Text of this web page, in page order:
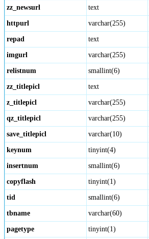
zz_newsurl text
httpurl varchar(255)
repad text
imgurl varchar(255)
relistnum smallint(6)
zz_titlepicl text
z_titlepicl varchar(255)
qz_titlepicl varchar(255)
save_titlepicl varchar(10)
keynum tinyint(4)
insertnum smallint(6)
copyflash tinyint(1)
tid smallint(6)
tbname varchar(60)
pagetype tinyint(1)